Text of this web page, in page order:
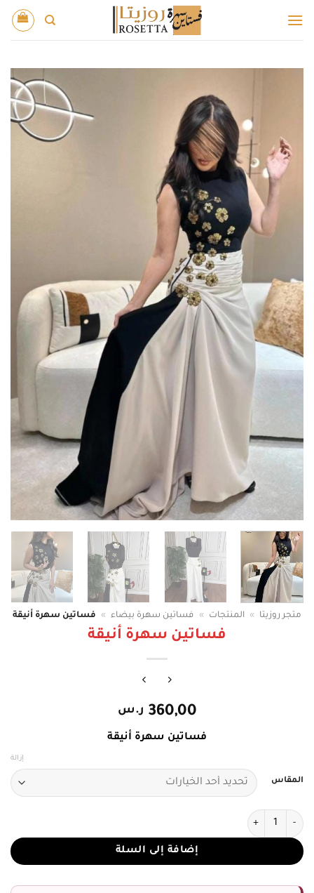
للمحتوى
متجر روزيتا » المنتجات » فساتين سهرة بيضاء » فساتين سهرة أنيقة
فساتين سهرة أنيقة
360,00 ر.س
فساتين سهرة أنيقة
المقاس
إزالة
كمية فساتين سهرة أنيقة
إضافة إلى السلة